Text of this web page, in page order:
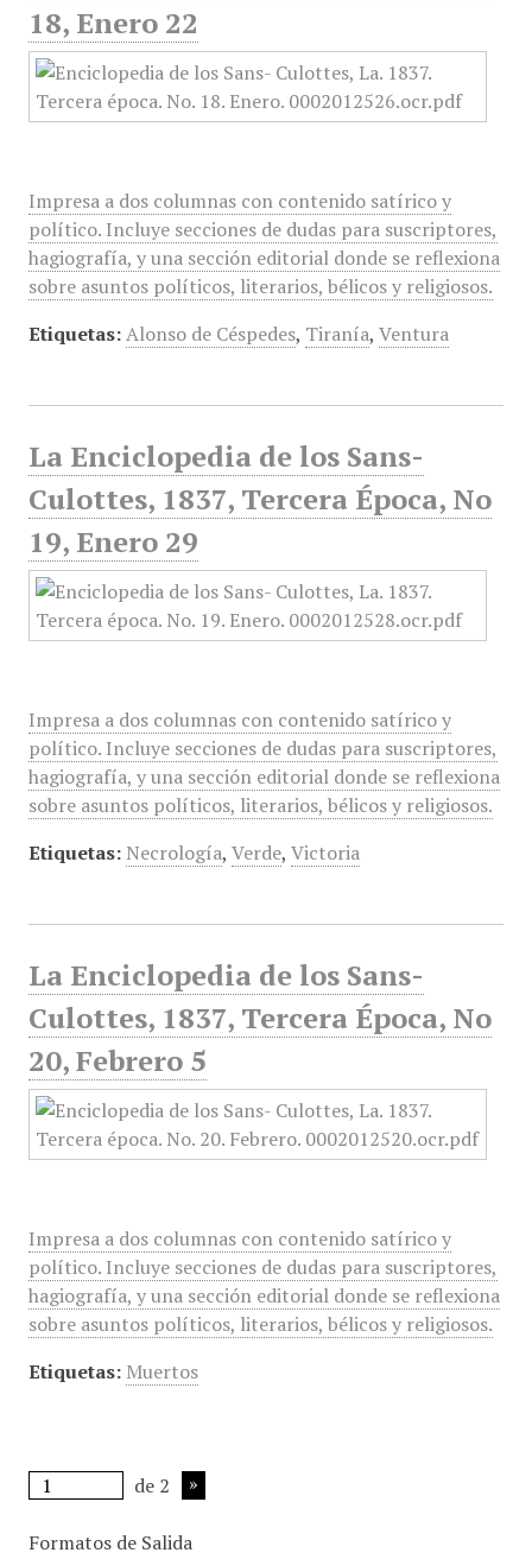
18, Enero 22
Impresa a dos columnas con contenido satírico y
político. Incluye secciones de dudas para suscriptores,
hagiografía, y una sección editorial donde se reflexiona
sobre asuntos políticos, literarios, bélicos y religiosos.
Etiquetas: Alonso de Céspedes, Tiranía, Ventura
La Enciclopedia de los Sans-
Culottes, 1837, Tercera Época, No
19, Enero 29
Impresa a dos columnas con contenido satírico y
político. Incluye secciones de dudas para suscriptores,
hagiografía, y una sección editorial donde se reflexiona
sobre asuntos políticos, literarios, bélicos y religiosos.
Etiquetas: Necrología, Verde, Victoria
La Enciclopedia de los Sans-
Culottes, 1837, Tercera Época, No
20, Febrero 5
Impresa a dos columnas con contenido satírico y
político. Incluye secciones de dudas para suscriptores,
hagiografía, y una sección editorial donde se reflexiona
sobre asuntos políticos, literarios, bélicos y religiosos.
Etiquetas: Muertos
de 2
Formatos de Salida